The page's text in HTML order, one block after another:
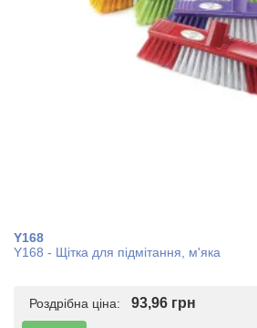
Y168
Y168 - Щітка для підмітання, м'яка
Роздрібна ціна: 93,96 грн